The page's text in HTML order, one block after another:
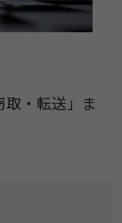
・転送」ま